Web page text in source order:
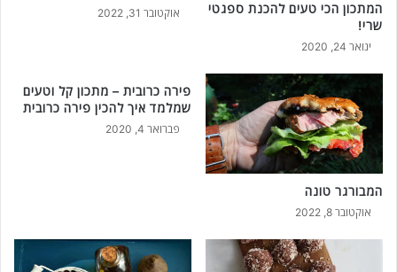
המתכון הכי טעים להכנת ספגטי
שרי!
ינואר 24, 2020
אוקטובר 31, 2022
המבורגר טונה
אוקטובר 8, 2022
פירה כרובית – מתכון קל וטעים
שמלמד איך להכין פירה כרובית
פברואר 4, 2020